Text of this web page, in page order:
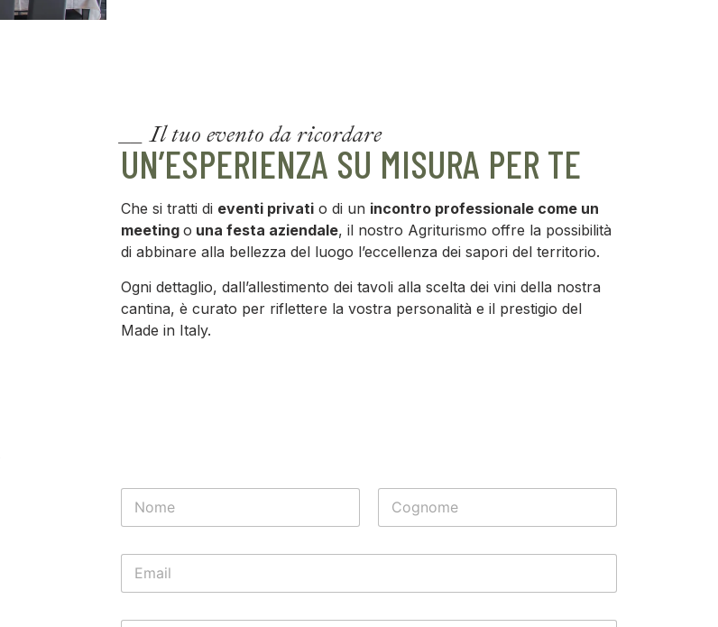
__ Il tuo evento da ricordare
UN’ESPERIENZA SU MISURA PER TE
Che si tratti di eventi privati o di un incontro professionale come un
meeting o una festa aziendale, il nostro Agriturismo offre la possibilità
di abbinare alla bellezza del luogo l’eccellenza dei sapori del territorio.
Ogni dettaglio, dall’allestimento dei tavoli alla scelta dei vini della nostra
cantina, è curato per riflettere la vostra personalità e il prestigio del
Made in Italy.